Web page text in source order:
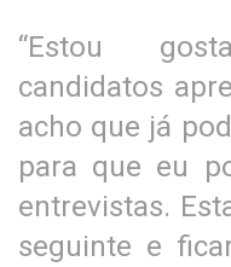
“Estou
candidatos
acho que já
para que eu
entrevistas.
seguinte e